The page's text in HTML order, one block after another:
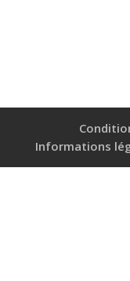
Informations